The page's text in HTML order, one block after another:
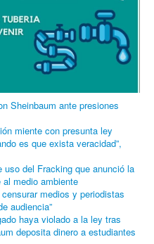
Sheinbaum ante presiones
miente con presunta ley
es que exista veracidad”,
uso del Fracking que anunció la
medio ambiente
medios y periodistas
audiencia”
haya violado a la ley tras
deposita dinero a estudiantes